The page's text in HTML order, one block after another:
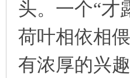
头。一个“才
荷叶相依相
有浓厚的兴